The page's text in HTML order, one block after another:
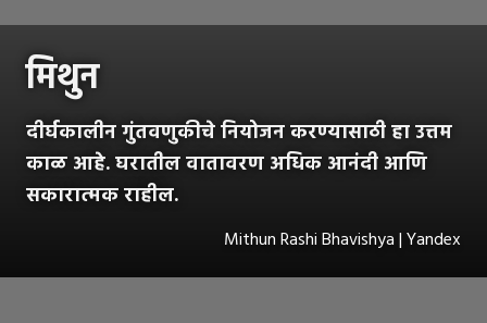
मिथुन
दीर्घकालीन गुंतवणुकीचे नियोजन करण्यासाठी हा उत्तम
काळ आहे. घरातील वातावरण अधिक आनंदी आणि
सकारात्मक राहील.
Mithun Rashi Bhavishya | Yandex